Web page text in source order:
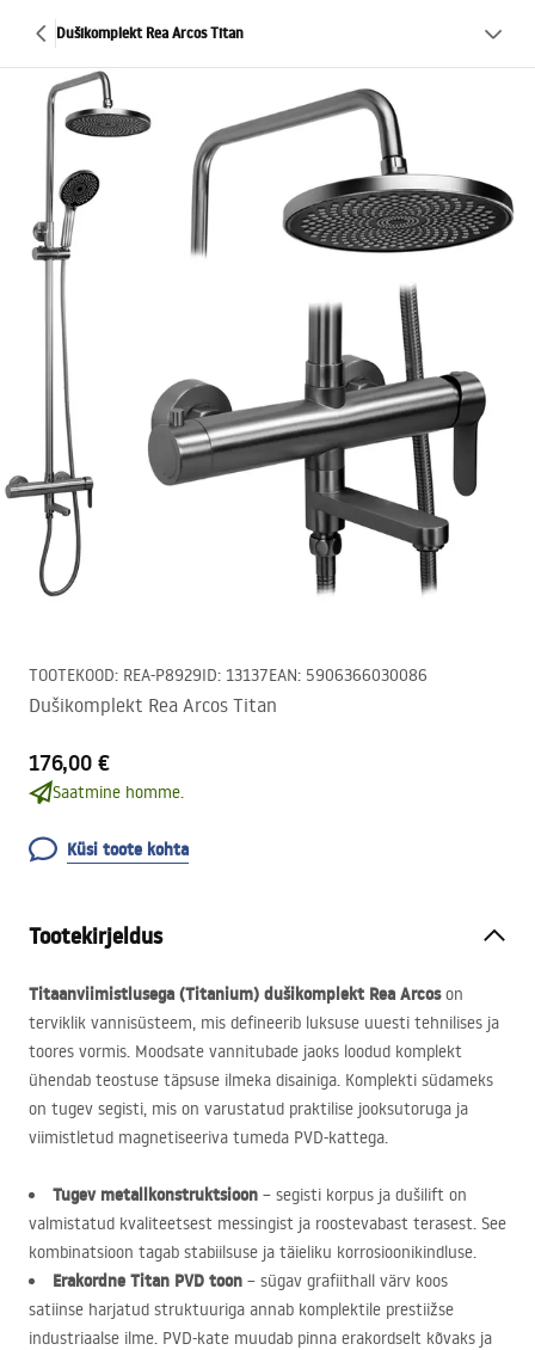
Dušikomplekt Rea Arcos Titan
TOOTEKOOD: REA-P8929ID: 13137EAN: 5906366030086
Dušikomplekt Rea Arcos Titan
176,00 €
Saatmine homme.
Küsi toote kohta
Tootekirjeldus
Titaanviimistlusega (Titanium) dušikomplekt Rea Arcoson
terviklik vannisüsteem, mis defineerib luksuse uuesti tehnilises ja
toores vormis. Moodsate vannitubade jaoks loodud komplekt
ühendab teostuse täpsuse ilmeka disainiga. Komplekti südameks
on tugev segisti, mis on varustatud praktilise jooksutoruga ja
viimistletud magnetiseeriva tumeda PVD-kattega.
Tugev metallkonstruktsioon – segisti korpus ja dušilift on
valmistatud kvaliteetsest messingist ja roostevabast terasest. See
kombinatsioon tagab stabiilsuse ja täieliku korrosioonikindluse.
Erakordne Titan PVD toon – sügav grafiithall värv koos
satiinse harjatud struktuuriga annab komplektile prestiižse
industriaalse ilme. PVD-kate muudab pinna erakordselt kõvaks ja